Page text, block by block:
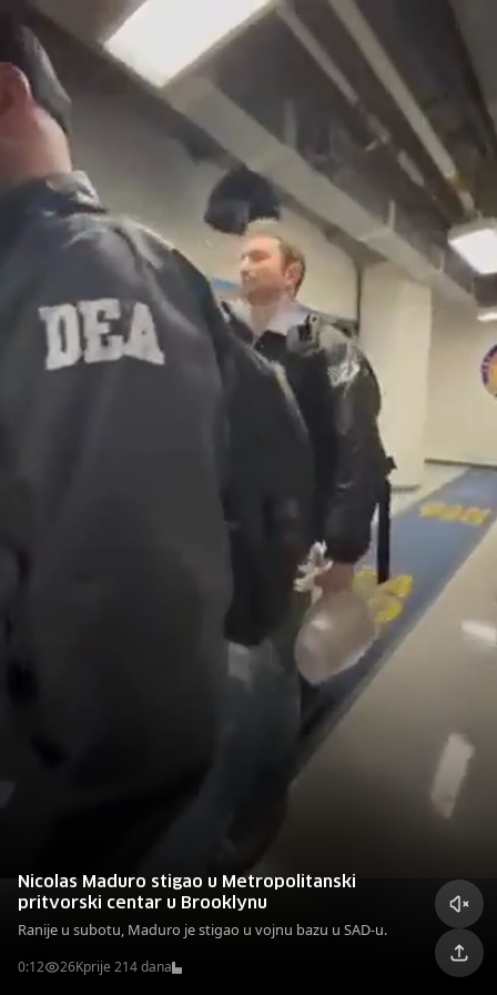
Nicolas Maduro stigao u Metropolitanski
pritvorski centar u Brooklynu
Ranije u subotu, Maduro je stigao u vojnu bazu u SAD-u.
0:12 26Kprije 214 dana